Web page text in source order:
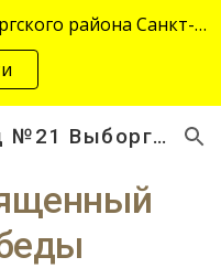
Skip to navigation
ГБДОУ детский сад № 21 Выборгского района Санкт-Петербурга переехал на новый адрес "site-2645.siteedu.ru".
ГБДОУ детский сад №21 Выборгского района Санкт-Петербурга